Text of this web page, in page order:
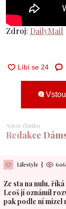
Zdroj: DailyMail
Autor článku
Redakce
Lifestyle
Ze sta na nulu,
Leoš jí oznámil
pak podle ní mizel